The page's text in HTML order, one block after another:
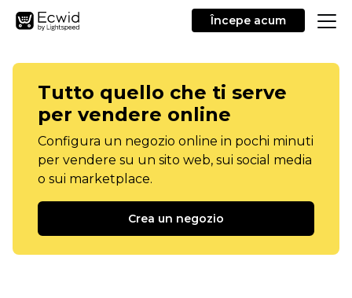
Începe acum
Tutto quello che ti serve
per vendere online
Configura un negozio online in pochi minuti
per vendere su un sito web, sui social media
o sui marketplace.
Crea un negozio